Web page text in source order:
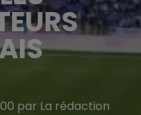
par La rédaction